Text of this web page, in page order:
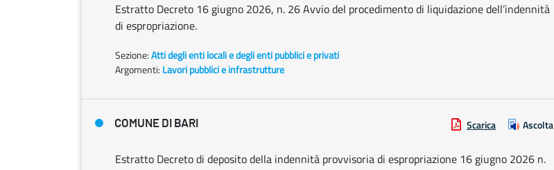
Estratto Decreto 16 giugno 2026, n. 26 Avvio del procedimento di liquidazione dell’indennità
di espropriazione.
Sezione:Atti degli enti locali e degli enti pubblici e privati
Argomenti: Lavori pubblici e infrastrutture
COMUNE DI BARI Scarica Ascolta
Estratto Decreto di deposito della indennità provvisoria di espropriazione 16 giugno 2026 n.